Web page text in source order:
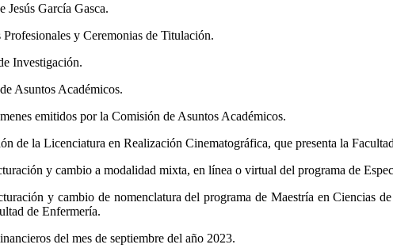
Jesús García Gasca.
y Ceremonias de Titulación.
Investigación.
Asuntos Académicos.
emitidos por la Comisión de Asuntos Académicos.
de la Licenciatura en Realización Cinematográfica, que presenta la
y cambio a modalidad mixta, en línea o virtual del programa de
y cambio de nomenclatura del programa de Maestría en Ciencias
de Enfermería.
del mes de septiembre del año 2023.